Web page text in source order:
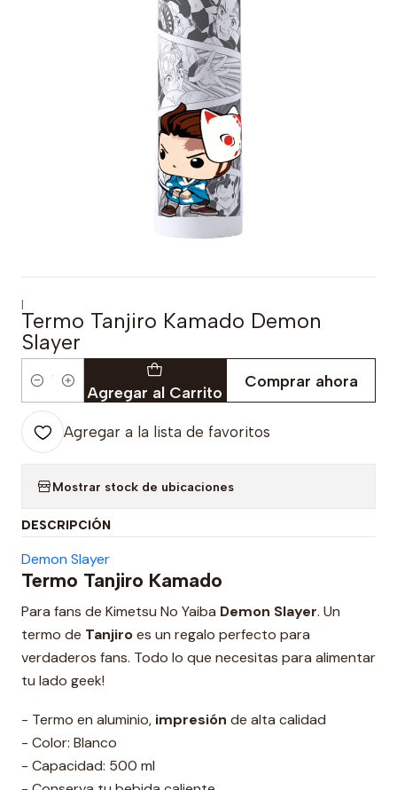
|
Termo Tanjiro Kamado Demon
Slayer
Cantidad Agregar al Carrito
Comprar ahora
Agregar a la lista de favoritos
Mostrar stock de ubicaciones
DESCRIPCIÓN
Demon Slayer
Termo Tanjiro Kamado
Para fans de Kimetsu No Yaiba Demon Slayer. Un
termo de Tanjiroes un regalo perfecto para
verdaderos fans. Todo lo que necesitas para alimentar
tu lado geek!
- Termo en aluminio, impresión de alta calidad
- Color: Blanco
- Capacidad: 500 ml